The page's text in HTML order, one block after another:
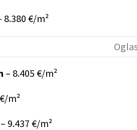
8.380 €/m²
– 8.405 €/m²
m²
– 9.437 €/m²